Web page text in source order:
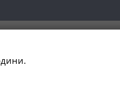
ПРЕДЛОЖЕНИЯ